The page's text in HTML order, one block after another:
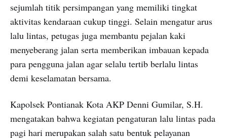
sejumlah titik persimpangan yang memiliki tingkat
aktivitas kendaraan cukup tinggi. Selain mengatur arus
lalu lintas, petugas juga membantu pejalan kaki
menyeberang jalan serta memberikan imbauan kepada
para pengguna jalan agar selalu tertib berlalu lintas
demi keselamatan bersama.
Kapolsek Pontianak Kota AKP Denni Gumilar, S.H.
mengatakan bahwa kegiatan pengaturan lalu lintas pada
pagi hari merupakan salah satu bentuk pelayanan